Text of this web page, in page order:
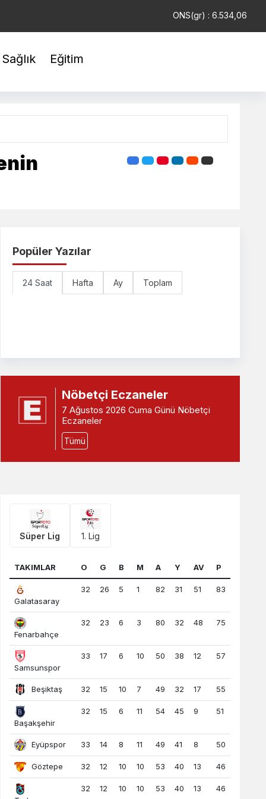
ONS(gr) : 6.534,06
Sağlık Eğitim
Popüler Yazılar
24 Saat Hafta Ay Toplam
Nöbetçi Eczaneler
7 Ağustos 2026 Cuma Günü Nöbetçi
Eczaneler
Tümü
Süper Lig 1. Lig
TAKIMLAR O G B M A Y AV P
Galatasaray
32 26 5 1 82 31 51 83
Fenarbahçe
32 23 6 3 80 32 48 75
Samsunspor
33 17 6 10 50 38 12 57
Beşiktaş 32 15 10 7 49 32 17 55
Başakşehir
32 15 6 11 54 45 9 51
Eyüpspor 33 14 8 11 49 41 8 50
Göztepe 32 12 10 10 53 40 13 46
32 12 10 10 53 40 13 46